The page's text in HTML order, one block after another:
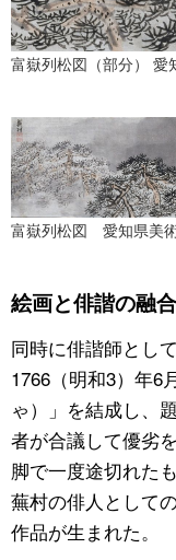
富嶽列松図（部分） 愛
富嶽列松図 愛知県美術
絵画と俳諧の融合
同時に俳諧師とし
1766（明和3）年6
ゃ）」を結成し、
者が合議して優劣
脚で一度途切れた
蕪村の俳人として
作品が生まれた。